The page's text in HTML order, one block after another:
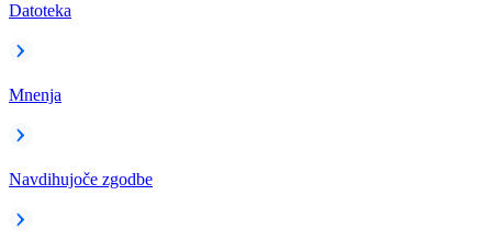
Datoteka
Mnenja
Navdihujoče zgodbe